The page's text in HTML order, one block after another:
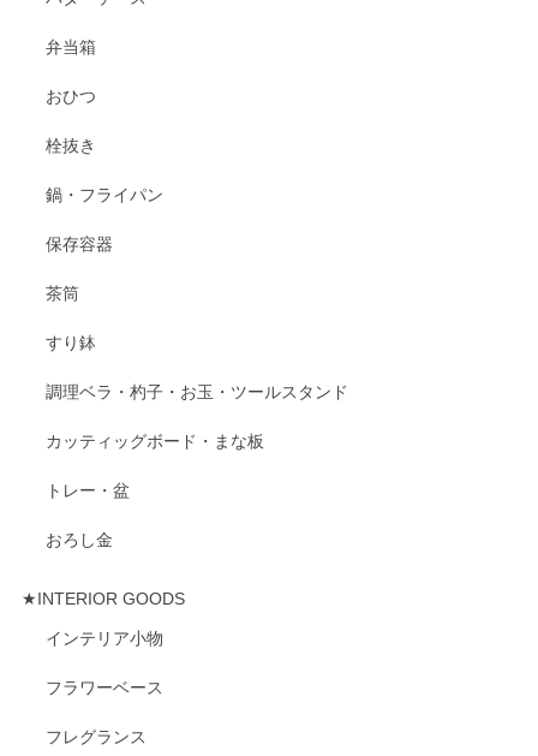
弁当箱
おひつ
栓抜き
鍋・フライパン
保存容器
茶筒
すり鉢
調理ベラ・杓子・お玉・ツールスタンド
カッティッグボード・まな板
トレー・盆
おろし金
★INTERIOR GOODS
インテリア小物
フラワーベース
フレグランス